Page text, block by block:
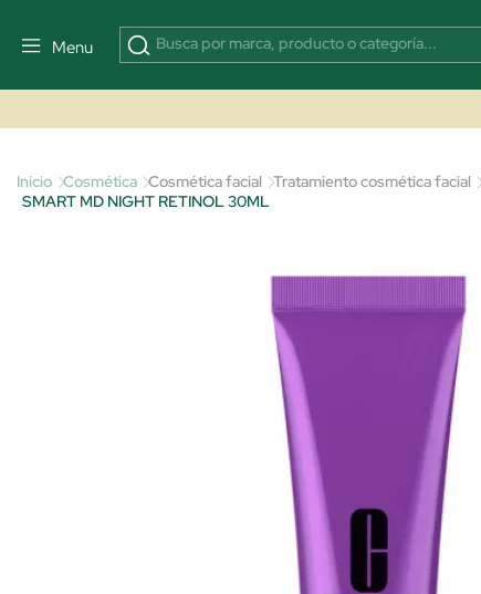
Menu
Inicio Cosmética Cosmética facial Tratamiento cosmética facial
SMART MD NIGHT RETINOL 30ML